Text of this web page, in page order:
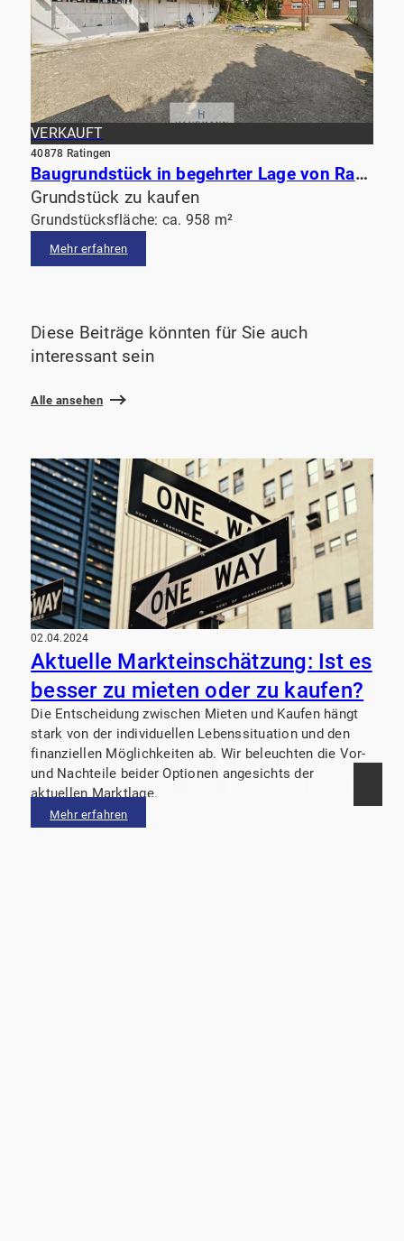
VERKAUFT
40878 Ratingen
Baugrundstück in begehrter Lage von Ratingen – vielfältige Bebauungsmöglichkeiten
Grundstück zu kaufen
Grundstücksfläche: ca. 958 m²
Mehr erfahren
Diese Beiträge könnten für Sie auch
interessant sein
Alle ansehen
02.04.2024
Aktuelle Markteinschätzung: Ist es
besser zu mieten oder zu kaufen?
Die Entscheidung zwischen Mieten und Kaufen hängt
stark von der individuellen Lebenssituation und den
finanziellen Möglichkeiten ab. Wir beleuchten die Vor-
und Nachteile beider Optionen angesichts der
aktuellen Marktlage.
Mehr erfahren